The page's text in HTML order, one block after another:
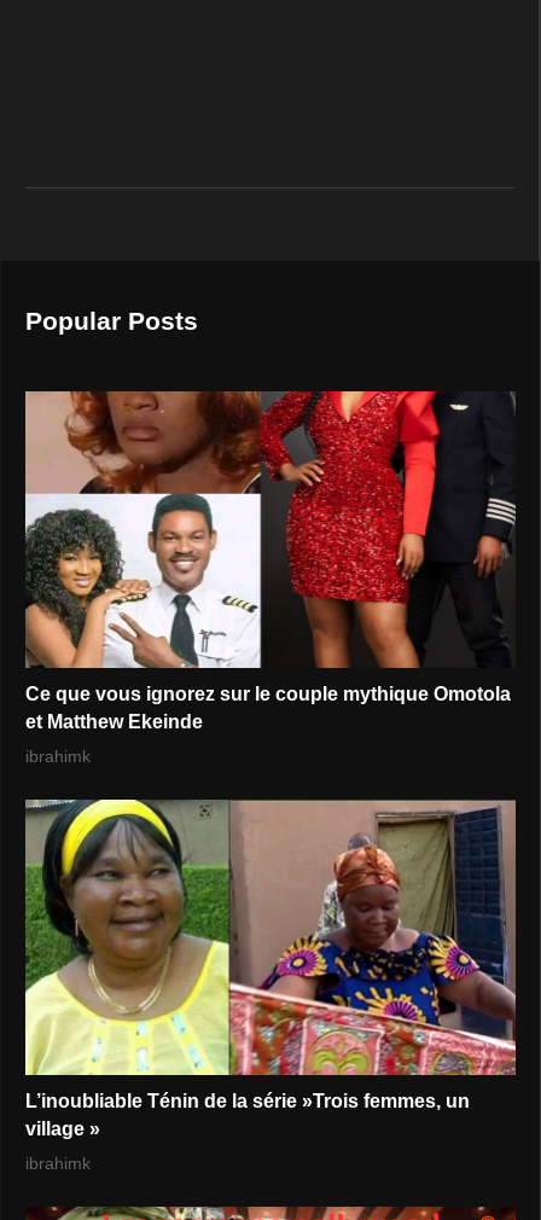
Popular Posts
Ce que vous ignorez sur le couple mythique Omotola
et Matthew Ekeinde
ibrahimk
L’inoubliable Ténin de la série »Trois femmes, un
village »
ibrahimk